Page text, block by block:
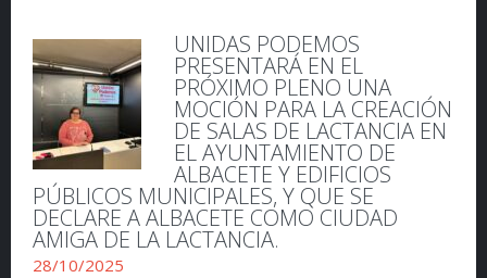
UNIDAS PODEMOS
PRESENTARÁ EN EL
PRÓXIMO PLENO UNA
MOCIÓN PARA LA CREACIÓN
DE SALAS DE LACTANCIA EN
EL AYUNTAMIENTO DE
ALBACETE Y EDIFICIOS
PÚBLICOS MUNICIPALES, Y QUE SE
DECLARE A ALBACETE COMO CIUDAD
AMIGA DE LA LACTANCIA.
28/10/2025